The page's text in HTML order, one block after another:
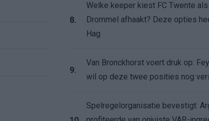
8.
Welke keeper kiest FC Twente als
Drommel afhaakt? Deze opties
Hag
9.
Van Bronckhorst voert druk op:
wil op deze twee posities nog
Spelregelorganisatie bevestigt: